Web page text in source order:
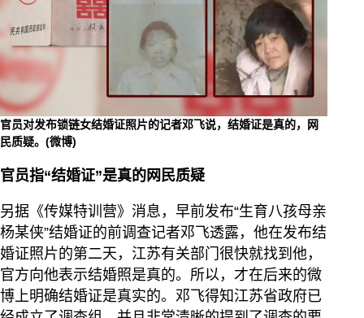
官员对发布锁链女结婚证照片的记者邓飞说，结婚证是真的，网
民质疑。(微博)
官员指“结婚证”是真的网民质疑
另据《传媒特训营》消息，早前发布“生育八孩母亲
杨某侠”结婚证的前调查记者邓飞透露，他在发布结
婚证照片的第二天，江苏有关部门很快就找到他，
官方向他表示结婚照是真的。所以，才在后来的微
博上明确结婚证是真实的。邓飞得知江苏省政府已